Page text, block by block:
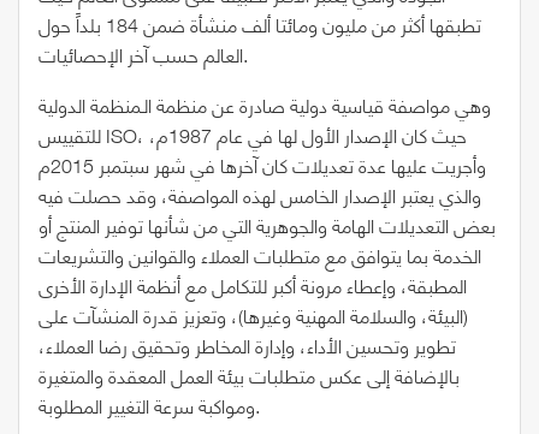
تطبقها أكثر من مليون ومائتا ألف منشأة ضمن 184 بلداً حول
العالم حسب آخر الإحصائيات.
وهي مواصفة قياسية دولية صادرة عن منظمة الـمنظمة الدولية
للتقييس ISO، حيث كان الإصدار الأول لها في عام 1987م،
وأجريت عليها عدة تعديلات كان آخرها في شهر سبتمبر 2015م
والذي يعتبر الإصدار الخامس لهذه المواصفة، وقد حصلت فيه
بعض التعديلات الهامة والجوهرية التي من شأنها توفير المنتج أو
الخدمة بما يتوافق مع متطلبات العملاء والقوانين والتشريعات
المطبقة، وإعطاء مرونة أكبر للتكامل مع أنظمة الإدارة الأخرى
(البيئة، والسلامة المهنية وغيرها)، وتعزيز قدرة المنشآت على
تطوير وتحسين الأداء، وإدارة المخاطر وتحقيق رضا العملاء،
بالإضافة إلى عكس متطلبات بيئة العمل المعقدة والمتغيرة
ومواكبة سرعة التغيير المطلوبة.